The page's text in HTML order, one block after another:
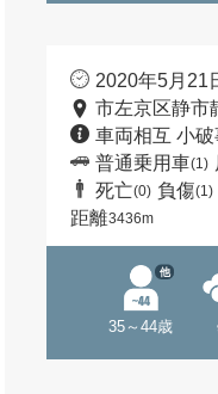
2020年5月21
市左京区静市
車両相互 小破
普通乗用車(1)
死亡(0) 負傷(1)
距離3436m
35～44歳
他